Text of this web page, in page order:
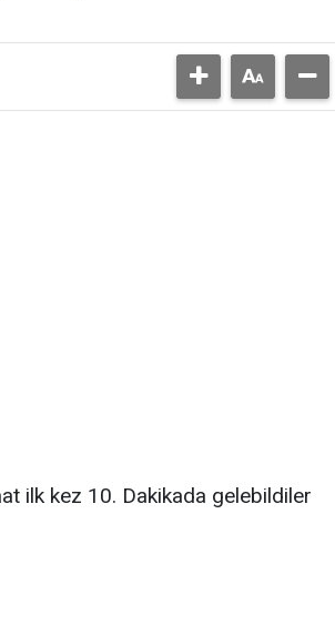
ilk kez 10. Dakikada gelebildiler